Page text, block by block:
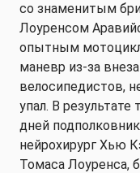
со знаменитым
Лоуренсом
опытным
маневр из-за
велосипедистов,
упал. В
дней
нейрохирург Хью
Томаса Лоуренса,